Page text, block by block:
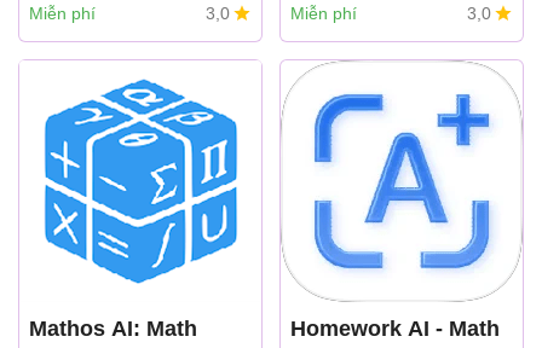
Miễn phí 3,0 FACTORIA ELCANO SL
Miễn phí 3,0
Mathos AI: Math
Homework AI - Math